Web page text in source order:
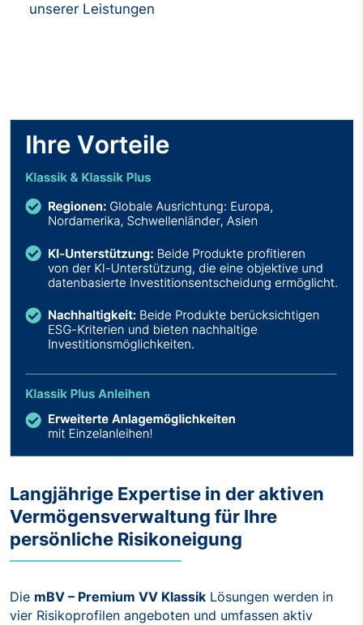
unserer Leistungen
Langjährige Expertise in der aktiven
Vermögensverwaltung für Ihre
persönliche Risikoneigung
Die mBV – Premium VV Klassik Lösungen werden in
vier Risikoprofilen angeboten und umfassen aktiv